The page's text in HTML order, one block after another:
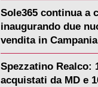
Sole365 continua a
inaugurando due
vendita in Campania
Spezzatino Realco:
acquistati da MD e